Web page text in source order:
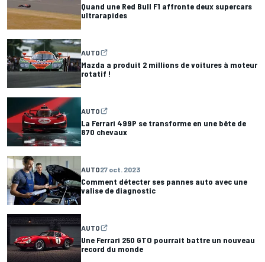
Quand une Red Bull F1 affronte deux supercars
ultrarapides
AUTO
Mazda a produit 2 millions de voitures à moteur
rotatif !
AUTO
La Ferrari 499P se transforme en une bête de
870 chevaux
AUTO27 oct. 2023
Comment détecter ses pannes auto avec une
valise de diagnostic
AUTO
Une Ferrari 250 GTO pourrait battre un nouveau
record du monde